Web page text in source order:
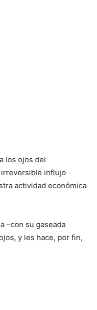
los ojos del
influjo
actividad económica
–con su gaseada
y les hace, por fin,